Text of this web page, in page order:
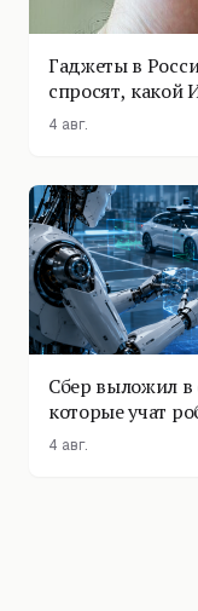
Гаджеты в
спросят,
4 авг.
Сбер выложил в
которые учат
4 авг.